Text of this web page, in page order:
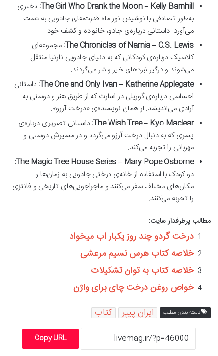
The Girl Who Drank the Moon – Kelly Barnhill: دختری
به‌طور تصادفی با نوشیدن نور ماه قدرت‌های جادویی به دست
می‌آورد. داستانی درباره‌ی جادو، خانواده و کشف خود.
The Chronicles of Narnia – C.S. Lewis: مجموعه‌ای
کلاسیک درباره‌ی کودکانی که به دنیای جادویی نارنیا منتقل
می‌شوند و درگیر نبردهای خیر و شر می‌گردند.
The One and Only Ivan – Katherine Applegate: داستانی
احساسی درباره‌ی گوریلی در اسارت که از طریق هنر و دوستی به
آزادی می‌اندیشد. از همان نویسنده‌ی «درخت آرزو».
The Wish Tree – Kyo Maclear: داستانی تصویری درباره‌ی
پسری که به دنبال درخت آرزو می‌گردد و در مسیرش دوستی و
مهربانی را تجربه می‌کند.
The Magic Tree House Series – Mary Pope Osborne:
دو کودک با استفاده از خانه‌ی درختی جادویی به زمان‌ها و
مکان‌های مختلف سفر می‌کنند و ماجراجویی‌های تاریخی و فانتزی
را تجربه می‌کنند.
مطالب پرطرفدار سایت:
درخت گردو چند روز یکبار اب میخواد
خلاصه کتاب هرس نسیم مرعشی
خلاصه کتاب به توان تشکیلات
خواص روغن درخت چای برای واژن
دسته بندی مطلب ایران پیپر کتاب
Copy URL